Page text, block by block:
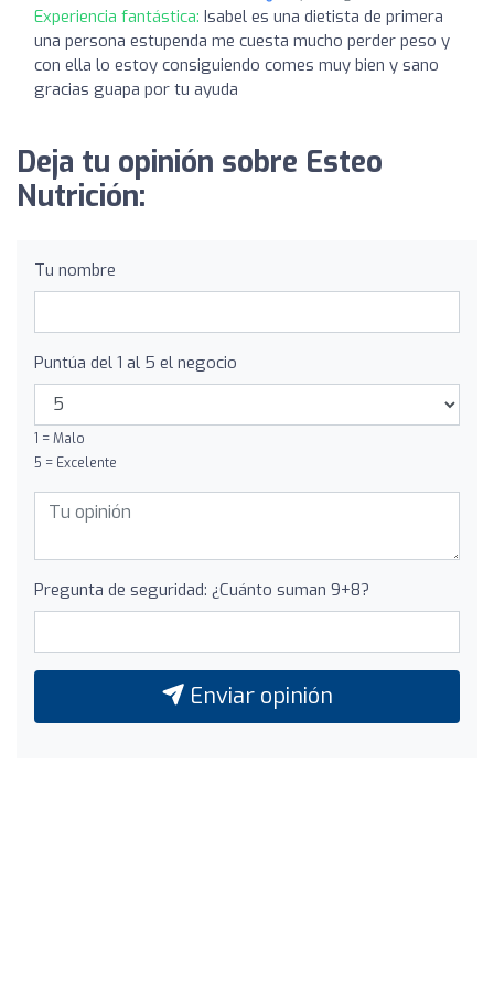
Experiencia fantástica: Isabel es una dietista de primera
una persona estupenda me cuesta mucho perder peso y
con ella lo estoy consiguiendo comes muy bien y sano
gracias guapa por tu ayuda
Deja tu opinión sobre Esteo
Nutrición:
Tu nombre
Puntúa del 1 al 5 el negocio
1 = Malo
5 = Excelente
Pregunta de seguridad: ¿Cuánto suman 9+8?
Enviar opinión